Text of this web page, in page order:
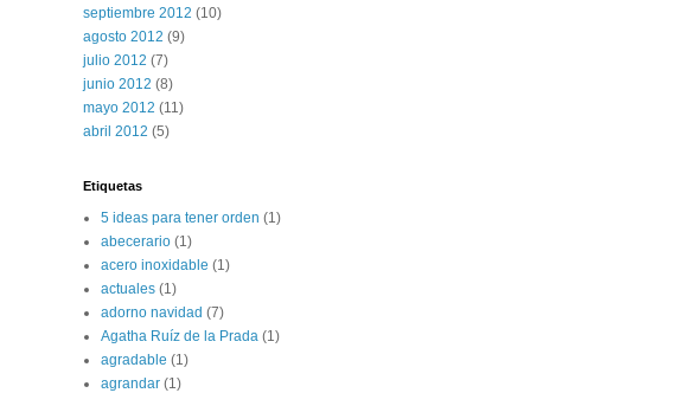
septiembre 2012 (10)
agosto 2012 (9)
julio 2012 (7)
junio 2012 (8)
mayo 2012 (11)
abril 2012 (5)
Etiquetas
5 ideas para tener orden (1)
abecerario (1)
acero inoxidable (1)
actuales (1)
adorno navidad (7)
Agatha Ruíz de la Prada (1)
agradable (1)
agrandar (1)